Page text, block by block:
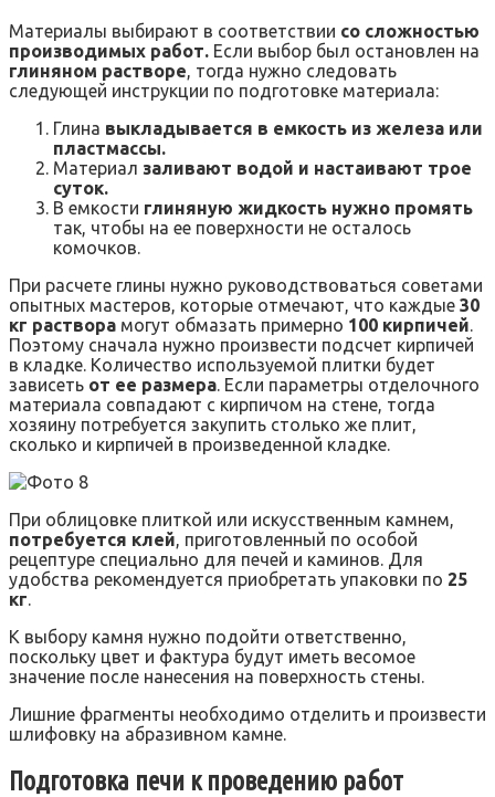
Материалы выбирают в соответствии со сложностью
производимых работ. Если выбор был остановлен на
глиняном растворе, тогда нужно следовать
следующей инструкции по подготовке материала:
Глина выкладывается в емкость из железа или
пластмассы.
Материал заливают водой и настаивают трое
суток.
В емкости глиняную жидкость нужно промять
так, чтобы на ее поверхности не осталось
комочков.
При расчете глины нужно руководствоваться советами
опытных мастеров, которые отмечают, что каждые 30
кг раствора могут обмазать примерно 100 кирпичей.
Поэтому сначала нужно произвести подсчет кирпичей
в кладке. Количество используемой плитки будет
зависеть от ее размера. Если параметры отделочного
материала совпадают с кирпичом на стене, тогда
хозяину потребуется закупить столько же плит,
сколько и кирпичей в произведенной кладке.
При облицовке плиткой или искусственным камнем,
потребуется клей, приготовленный по особой
рецептуре специально для печей и каминов. Для
удобства рекомендуется приобретать упаковки по 25
кг.
К выбору камня нужно подойти ответственно,
поскольку цвет и фактура будут иметь весомое
значение после нанесения на поверхность стены.
Лишние фрагменты необходимо отделить и произвести
шлифовку на абразивном камне.
Подготовка печи к проведению работ